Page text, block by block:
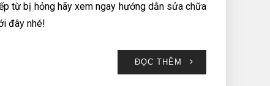
từ bị hỏng hãy xem ngay hướng dẫn sửa chữa
đây nhé!
ĐỌC THÊM